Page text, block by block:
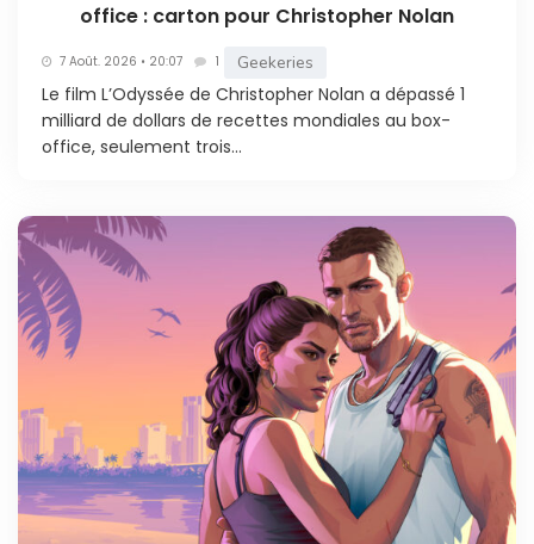
office : carton pour Christopher Nolan
7 Août. 2026 • 20:07 1 Geekeries
Le film L’Odyssée de Christopher Nolan a dépassé 1
milliard de dollars de recettes mondiales au box-
office, seulement trois...